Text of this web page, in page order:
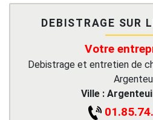
DEBISTRAGE SUR
Votre
Debistrage et entretien de
Ville : Argenteuil